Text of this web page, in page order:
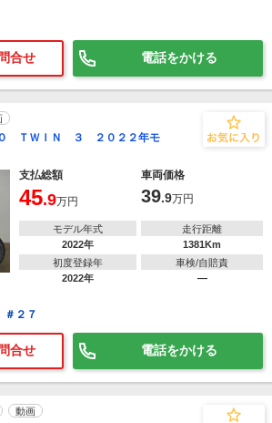
合せ 電話をかける
０ ＴＷＩＮ ３ ２０２２年モ
支払総額
車両価格
45.9万円 39.9万円
モデル年式
2022年
走行距離
1381Km
初度登録年
2022年
車検/自賠責
―
２７
合せ 電話をかける
動画